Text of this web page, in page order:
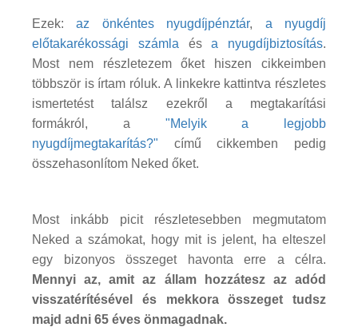
Ezek:az önkéntes nyugdíjpénztár, a nyugdíj
előtakarékossági számla ésa nyugdíjbiztosítás.
Most nem részletezem őket hiszen cikkeimben
többször is írtam róluk. A linkekre kattintva részletes
ismertetést találsz ezekről a megtakarítási
formákról, a "Melyik a legjobb
nyugdíjmegtakarítás?" című cikkemben pedig
összehasonlítom Neked őket.
Most inkább picit részletesebben megmutatom
Neked a számokat, hogy mit is jelent, ha elteszel
egy bizonyos összeget havonta erre a célra.
Mennyi az, amit az állam hozzátesz az adód
visszatérítésével és mekkora összeget tudsz
majd adni 65 éves önmagadnak.